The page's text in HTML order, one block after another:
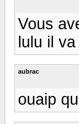
Vous
lulu il
aubrac
ouaip